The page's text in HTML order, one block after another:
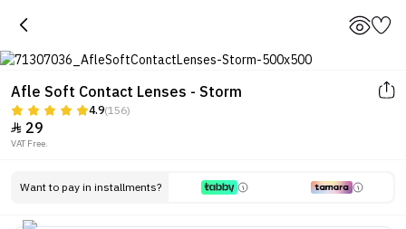
wearing the lenses
Afle Soft Contact Lenses - Storm
4.9(156)
 29
VAT Free.
Want to pay in installments?